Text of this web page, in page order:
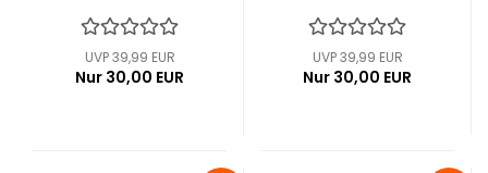
UVP 39,99 EUR
Nur 30,00 EUR
UVP 39,99 EUR
Nur 30,00 EUR